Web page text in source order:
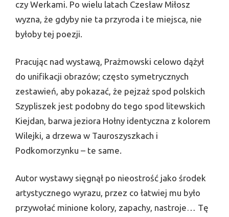
czy Werkami. Po wielu latach Czesław Miłosz
wyzna, że gdyby nie ta przyroda i te miejsca, nie
byłoby tej poezji.
Pracując nad wystawą, Prażmowski celowo dążył
do unifika­cji obrazów; często symetrycznych
zestawień, aby pokazać, że pej­zaż spod polskich
Szypliszek jest podobny do tego spod litewskich
Kiejdan, barwa jeziora Hołny identyczna z kolorem
Wilejki, a drze­wa w Tauroszyszkach i
Podkomorzynku – te same.
Autor wystawy sięgnął po nieostrość jako środek
artystycz­nego wyrazu, przez co łatwiej mu było
przywołać minione kolo­ry, zapachy, nastroje… Tę